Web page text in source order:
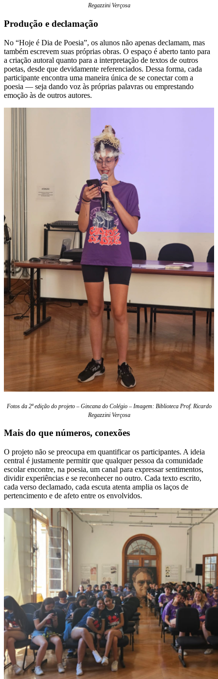
Regazzini Verçosa
Produção e declamação
No “Hoje é Dia de Poesia”, os alunos não apenas declamam, mas
também escrevem suas próprias obras. O espaço é aberto tanto para
a criação autoral quanto para a interpretação de textos de outros
poetas, desde que devidamente referenciados. Dessa forma, cada
participante encontra uma maneira única de se conectar com a
poesia — seja dando voz às próprias palavras ou emprestando
emoção às de outros autores.
Fotos da 2ª edição do projeto – Gincana do Colégio – Imagem: Biblioteca Prof. Ricardo
Regazzini Verçosa
Mais do que números, conexões
O projeto não se preocupa em quantificar os participantes. A ideia
central é justamente permitir que qualquer pessoa da comunidade
escolar encontre, na poesia, um canal para expressar sentimentos,
dividir experiências e se reconhecer no outro. Cada texto escrito,
cada verso declamado, cada escuta atenta amplia os laços de
pertencimento e de afeto entre os envolvidos.